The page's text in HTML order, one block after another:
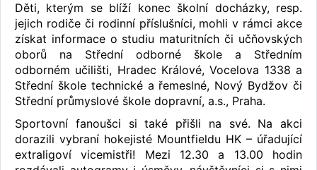
Děti, kterým se blíží konec školní docházky, resp.
jejich rodiče či rodinní příslušníci, mohli v rámci akce
získat informace o studiu maturitních či učňovských
oborů na Střední odborné škole a Středním
odborném učilišti, Hradec Králové, Vocelova 1338 a
Střední škole technické a řemeslné, Nový Bydžov či
Střední průmyslové škole dopravní, a.s., Praha.
Sportovní fanoušci si také přišli na své. Na akci
dorazili vybraní hokejisté Mountfieldu HK – úřadující
extraligoví vicemistři! Mezi 12.30 a 13.00 hodin